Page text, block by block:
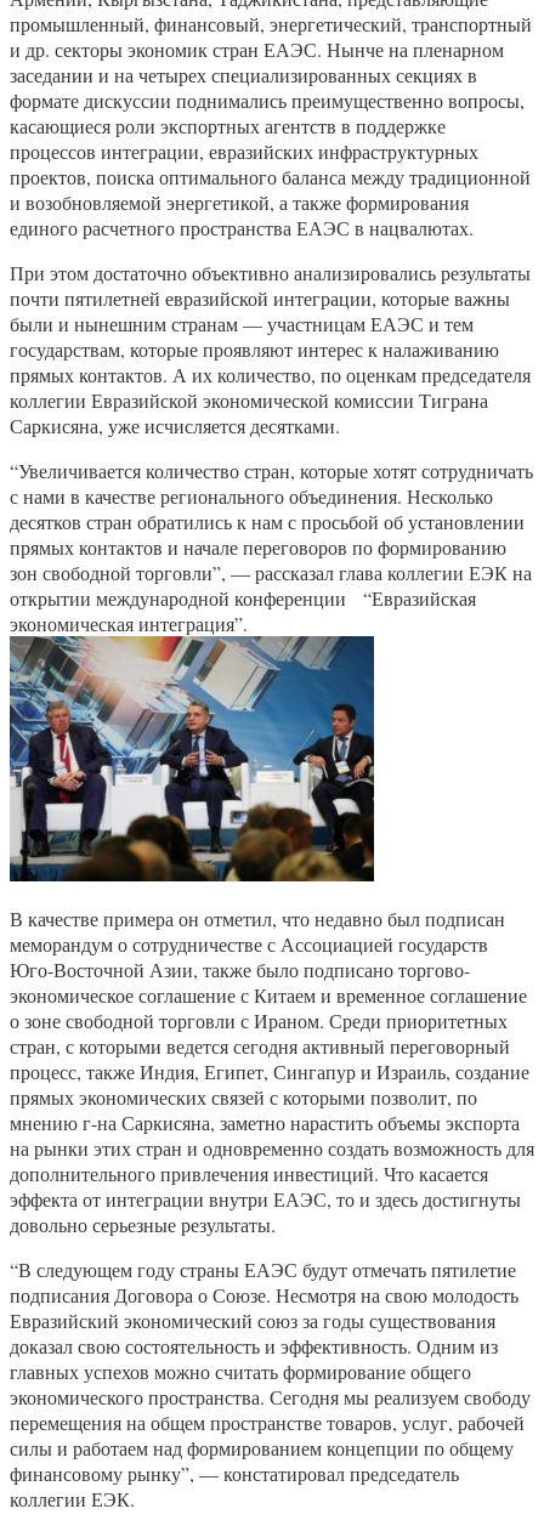
промышленный, финансовый, энергетический, транспортный
и др. секторы экономик стран ЕАЭС. Нынче на пленарном
заседании и на четырех специализированных секциях в
формате дискуссии поднимались преимущественно вопросы,
касающиеся роли экспортных агентств в поддержке
процессов интеграции, евразийских инфраструктурных
проектов, поиска оптимального баланса между традиционной
и возобновляемой энергетикой, а также формирования
единого расчетного пространства ЕАЭС в нацвалютах.
При этом достаточно объективно анализировались результаты
почти пятилетней евразийской интеграции, которые важны
были и нынешним странам — участницам ЕАЭС и тем
государствам, которые проявляют интерес к налаживанию
прямых контактов. А их количество, по оценкам председателя
коллегии Евразийской экономической комиссии Тиграна
Саркисяна, уже исчисляется десятками.
“Увеличивается количество стран, которые хотят сотрудничать
с нами в качестве регионального объединения. Несколько
десятков стран обратились к нам с просьбой об установлении
прямых контактов и начале переговоров по формированию
зон свободной торговли”, — рассказал глава коллегии ЕЭК на
открытии международной конференции “Евразийская
экономическая интеграция”.
В качестве примера он отметил, что недавно был подписан
меморандум о сотрудничестве с Ассоциацией государств
Юго-Восточной Азии, также было подписано торгово-
экономическое соглашение с Китаем и временное соглашение
о зоне свободной торговли с Ираном. Среди приоритетных
стран, с которыми ведется сегодня активный переговорный
процесс, также Индия, Египет, Сингапур и Израиль, создание
прямых экономических связей с которыми позволит, по
мнению г-на Саркисяна, заметно нарастить объемы экспорта
на рынки этих стран и одновременно создать возможность для
дополнительного привлечения инвестиций. Что касается
эффекта от интеграции внутри ЕАЭС, то и здесь достигнуты
довольно серьезные результаты.
“В следующем году страны ЕАЭС будут отмечать пятилетие
подписания Договора о Союзе. Несмотря на свою молодость
Евразийский экономический союз за годы существования
доказал свою состоятельность и эффективность. Одним из
главных успехов можно считать формирование общего
экономического пространства. Сегодня мы реализуем свободу
перемещения на общем пространстве товаров, услуг, рабочей
силы и работаем над формированием концепции по общему
финансовому рынку”, — констатировал председатель
коллегии ЕЭК.